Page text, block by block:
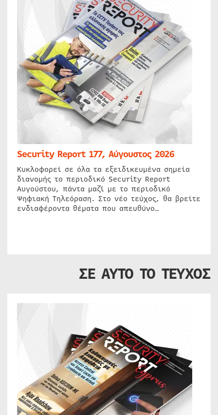
Security Report 177, Αύγουστος 2026
Κυκλοφορεί σε όλα τα εξειδικευμένα σημεία
διανομής το περιοδικό Security Report
Αυγούστου, πάντα μαζί με το περιοδικό
Ψηφιακή Τηλεόραση. Στο νέο τεύχος, θα βρείτε
ενδιαφέροντα θέματα που απευθύνο…
ΣΕ ΑΥΤΟ ΤΟ ΤΕΥΧΟΣ